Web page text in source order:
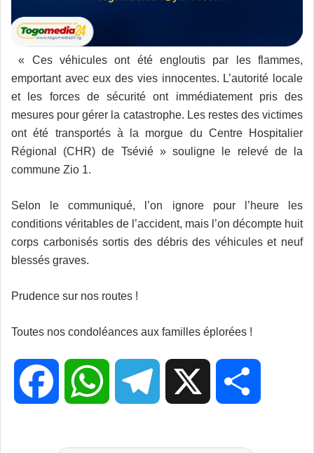
« Ces véhicules ont été engloutis par les flammes,
emportant avec eux des vies innocentes. L’autorité locale
et les forces de sécurité ont immédiatement pris des
mesures pour gérer la catastrophe. Les restes des victimes
ont été transportés à la morgue du Centre Hospitalier
Régional (CHR) de Tsévié » souligne le relevé de la
commune Zio 1.
Selon le communiqué, l’on ignore pour l’heure les
conditions véritables de l’accident, mais l’on décompte huit
corps carbonisés sortis des débris des véhicules et neuf
blessés graves.
Prudence sur nos routes !
Toutes nos condoléances aux familles éplorées !